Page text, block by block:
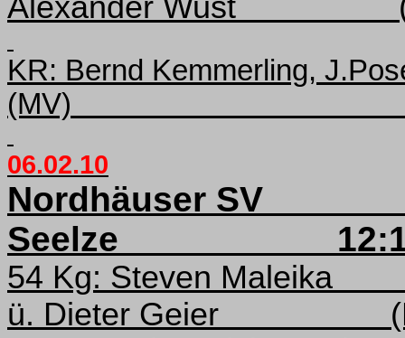
Alexander Wust
KR: Bernd Kemmerling,
(MV)
06.02.10
Nordhäuser SV
Seelze
54 Kg: Steven Maleika
ü. Dieter Geier